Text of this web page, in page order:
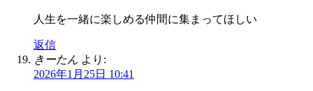
人生を一緒に楽しめる仲間に集まってほしい
返信
きーたん より:
2026年1月25日 10:41